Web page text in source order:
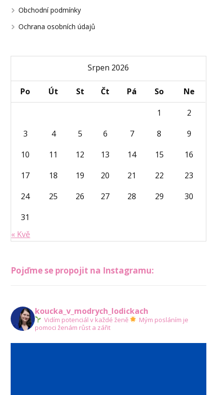
Obchodní podmínky
Ochrana osobních údajů
Srpen 2026
Po Út St Čt Pá So
Ne
1
2
3
4 5 6 7 8
9
10
11 12 13 14 15
16
17
18 19 20 21 22
23
24
25 26 27 28 29
30
31
« Kvě
Pojďme se propojit na Instagramu:
koucka_v_modrych_lodickach
Vidím potenciál v každé ženě
Mým posláním je
pomoci ženám růst a zářit